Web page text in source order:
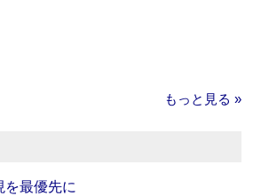
もっと見る »
を最優先に